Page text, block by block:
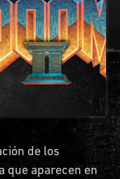
de los
que aparecen en